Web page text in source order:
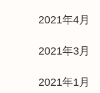
2021年4月
2021年3月
2021年1月